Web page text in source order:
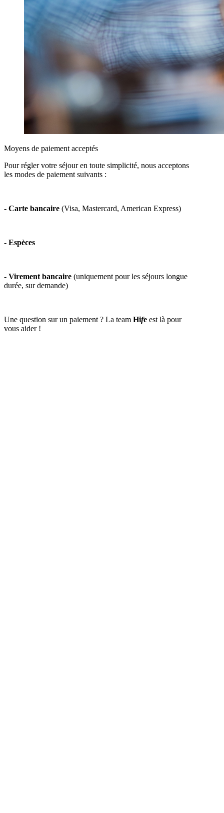
Moyens de paiement acceptés
Pour régler votre séjour en toute simplicité, nous acceptons
les modes de paiement suivants :
- Carte bancaire (Visa, Mastercard, American Express)
- Espèces
- Virement bancaire (uniquement pour les séjours longue
durée, sur demande)
Une question sur un paiement ? La team Hife est là pour
vous aider !